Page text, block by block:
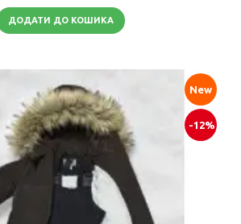
ДОДАТИ ДО КОШИКА
New
-12%